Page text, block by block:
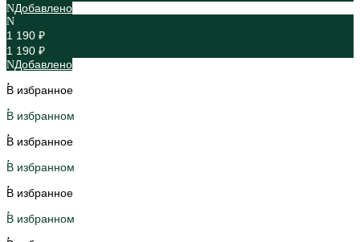
Добавлено
1 190 ₽
1 190 ₽
Добавлено
В избранное
В избранном
В избранное
В избранном
В избранное
В избранном